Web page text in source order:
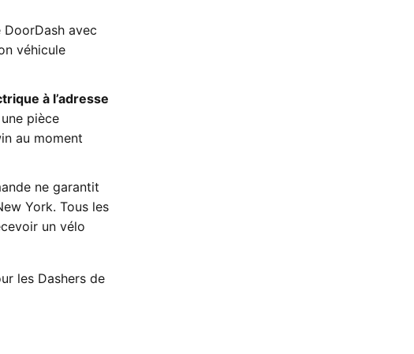
avec
véhicule
à l’adresse
pièce
au moment
ne garantit
York. Tous les
un vélo
les Dashers de